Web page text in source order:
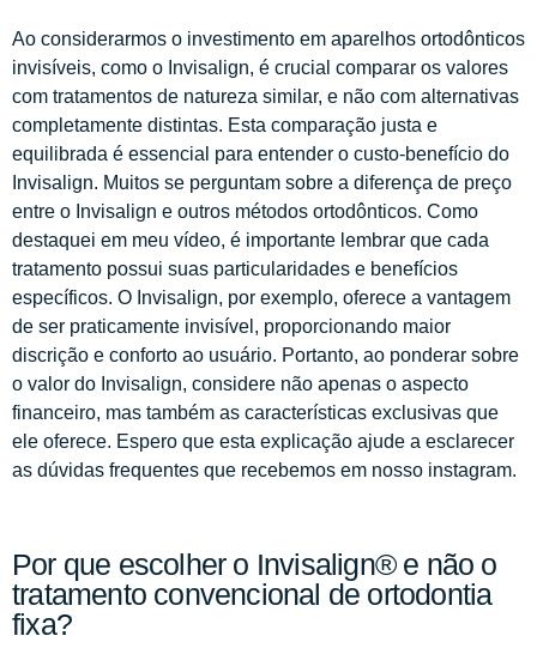
Ao considerarmos o investimento em aparelhos ortodônticos
invisíveis, como o Invisalign, é crucial comparar os valores
com tratamentos de natureza similar, e não com alternativas
completamente distintas. Esta comparação justa e
equilibrada é essencial para entender o custo-benefício do
Invisalign. Muitos se perguntam sobre a diferença de preço
entre o Invisalign e outros métodos ortodônticos. Como
destaquei em meu vídeo, é importante lembrar que cada
tratamento possui suas particularidades e benefícios
específicos. O Invisalign, por exemplo, oferece a vantagem
de ser praticamente invisível, proporcionando maior
discrição e conforto ao usuário. Portanto, ao ponderar sobre
o valor do Invisalign, considere não apenas o aspecto
financeiro, mas também as características exclusivas que
ele oferece. Espero que esta explicação ajude a esclarecer
as dúvidas frequentes que recebemos em nosso instagram.
Por que escolher o Invisalign® e não o
tratamento convencional de ortodontia
fixa?